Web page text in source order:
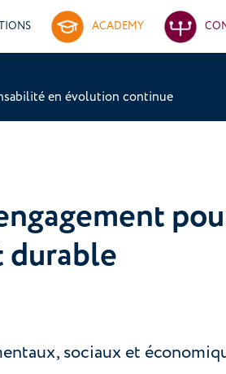
ACADEMY
en évolution continue
durable
sociaux et